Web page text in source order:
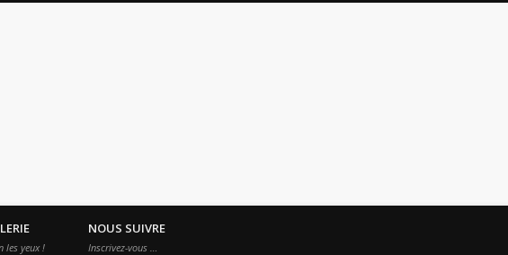
les yeux !
NOUS SUIVRE
Inscrivez-vous …